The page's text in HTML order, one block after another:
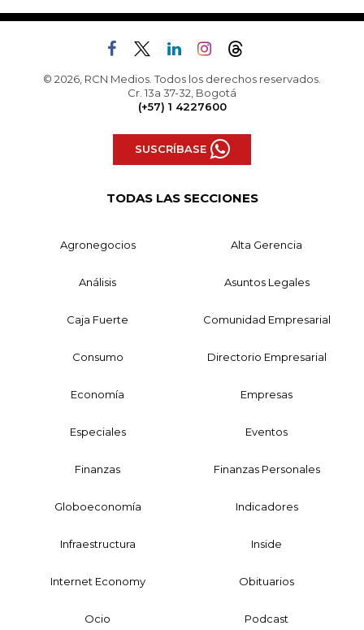
© 2026, RCN Medios. Todos los derechos reservados.
Cr. 13a 37-32, Bogotá
(+57) 1 4227600
SUSCRÍBASE
TODAS LAS SECCIONES
Agronegocios Alta Gerencia
Análisis Asuntos Legales
Caja Fuerte Comunidad Empresarial
Consumo Directorio Empresarial
Economía Empresas
Especiales Eventos
Finanzas Finanzas Personales
Globoeconomía Indicadores
Infraestructura Inside
Internet Economy Obituarios
Ocio Podcast